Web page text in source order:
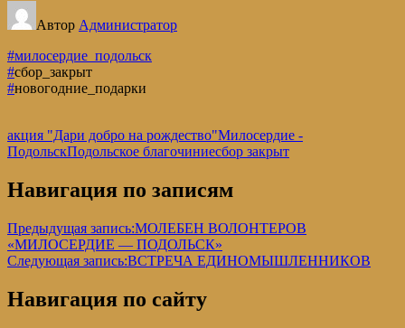
Автор Администратор
#милосердие_подольск
#сбор_закрыт
#новогодние_подарки
акция "Дари добро на рождество"Милосердие -
ПодольскПодольское благочиниесбор закрыт
Навигация по записям
Предыдущая запись:МОЛЕБЕН ВОЛОНТЕРОВ
«МИЛОСЕРДИЕ — ПОДОЛЬСК»
Следующая запись:ВСТРЕЧА ЕДИНОМЫШЛЕННИКОВ
Навигация по сайту